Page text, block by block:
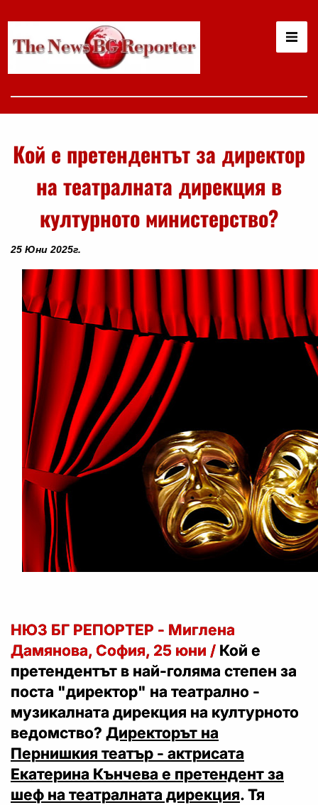
Кой е претендентът за директор
на театралната дирекция в
културното министерство?
25 Юни 2025г.
НЮЗ БГ РЕПОРТЕР - Миглена
Дамянова, София, 25 юни / Кой е
претендентът в най-голяма степен за
поста "директор" на театрално -
музикалната дирекция на културното
ведомство? Директорът на
Пернишкия театър - актрисата
Екатерина Кънчева е претендент за
шеф на театралната дирекция. Тя